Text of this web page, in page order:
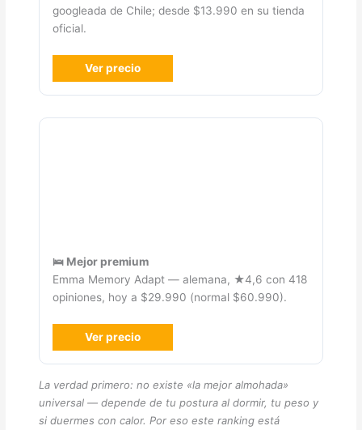
googleada de Chile; desde $13.990 en su tienda
oficial.
Ver precio
🛌 Mejor premium
Emma Memory Adapt — alemana, ★4,6 con 418
opiniones, hoy a $29.990 (normal $60.990).
Ver precio
La verdad primero: no existe «la mejor almohada»
universal — depende de tu postura al dormir, tu peso y
si duermes con calor. Por eso este ranking está